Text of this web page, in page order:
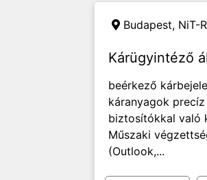
Budapest, NiT-
Kárügyintéző
beérkező
káranyagok
biztosítókkal való
Műszaki
(Outlook,...